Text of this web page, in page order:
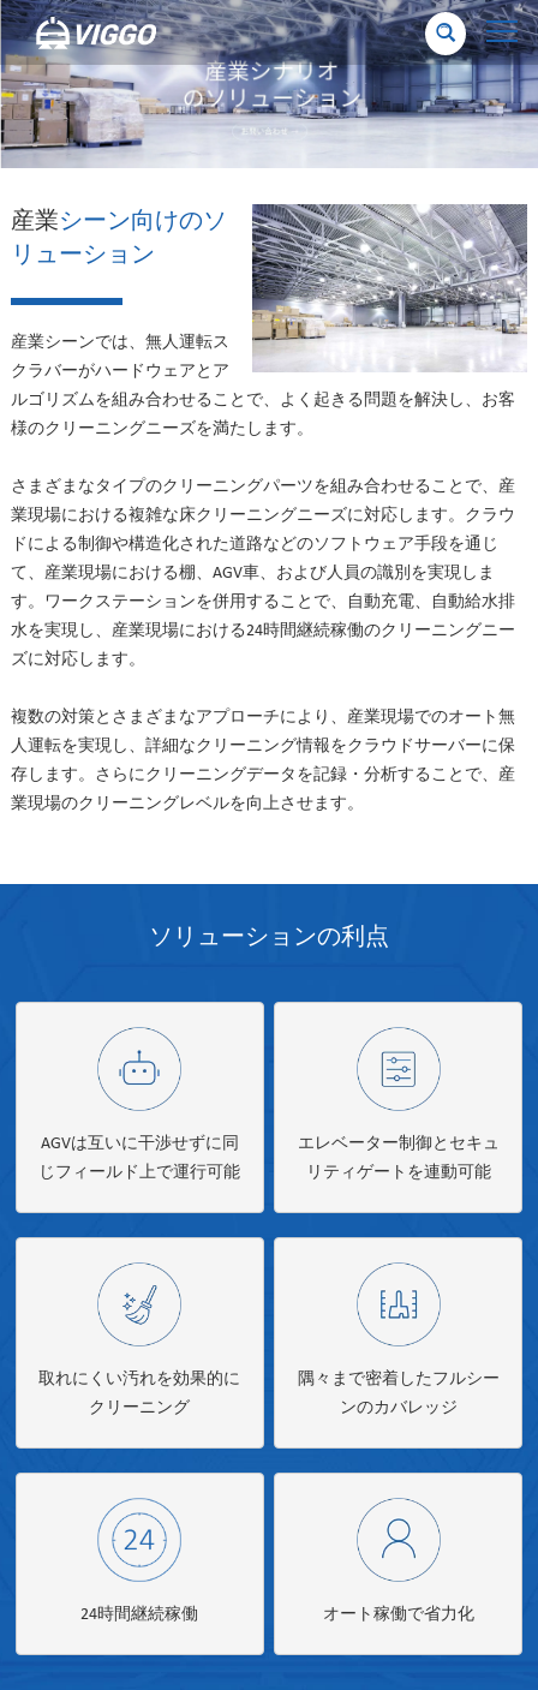
産業シーン向けのソ
リューション
産業シーンでは、無人運転ス
クラバーがハードウェアとア
ルゴリズムを組み合わせることで、よく起きる問題を解決し、お客
様のクリーニングニーズを満たします。
さまざまなタイプのクリーニングパーツを組み合わせることで、産
業現場における複雑な床クリーニングニーズに対応します。クラウ
ドによる制御や構造化された道路などのソフトウェア手段を通じ
て、産業現場における棚、AGV車、および人員の識別を実現しま
す。ワークステーションを併用することで、自動充電、自動給水排
水を実現し、産業現場における24時間継続稼働のクリーニングニー
ズに対応します。
複数の対策とさまざまなアプローチにより、産業現場でのオート無
人運転を実現し、詳細なクリーニング情報をクラウドサーバーに保
存します。さらにクリーニングデータを記録・分析することで、産
業現場のクリーニングレベルを向上させます。
ソリューションの利点
AGVは互いに干渉せずに同
じフィールド上で運行可能
エレベーター制御とセキュ
リティゲートを連動可能
取れにくい汚れを効果的に
クリーニング
隅々まで密着したフルシー
ンのカバレッジ
24時間継続稼働 オート稼働で省力化